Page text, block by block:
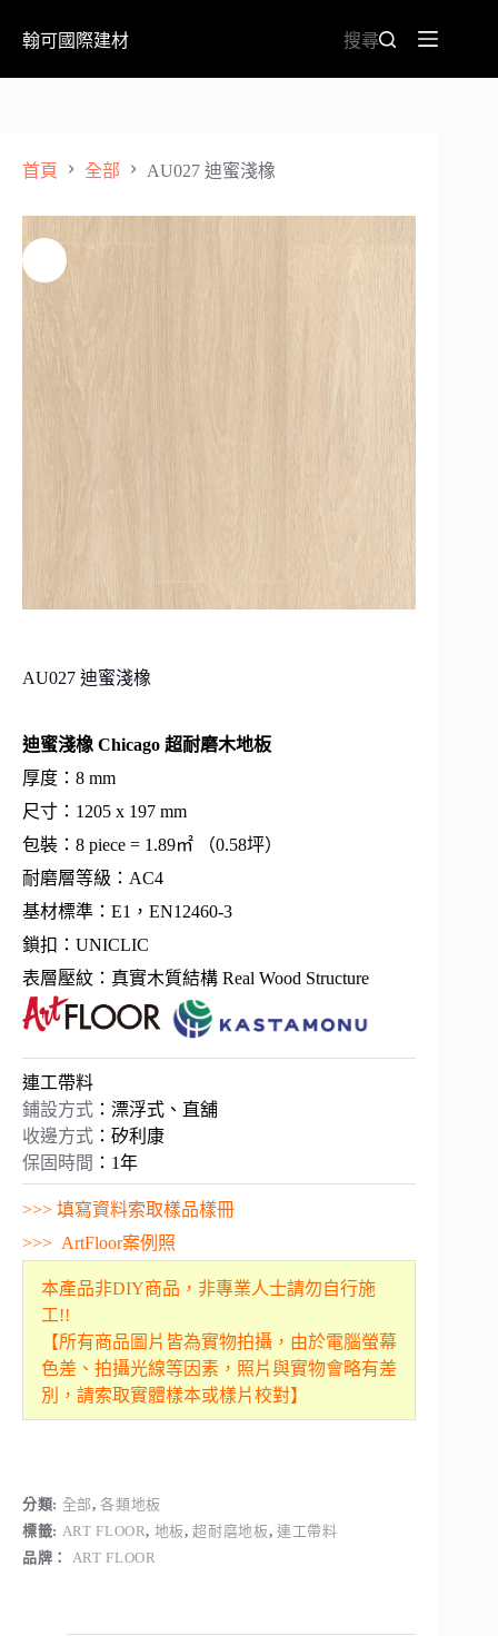
翰可國際建材 搜尋
首頁 全部 AU027 迪蜜淺橡
AU027 迪蜜淺橡
迪蜜淺橡 Chicago 超耐磨木地板
厚度：8 mm
尺寸：1205 x 197 mm
包裝：8 piece = 1.89㎡ （0.58坪）
耐磨層等級：AC4
基材標準：E1，EN12460-3
鎖扣：UNICLIC
表層壓紋：真實木質結構 Real Wood Structure
連工帶料
鋪設方式 ：漂浮式、直舖
收邊方式 ：矽利康
保固時間 ：1年
>>> 填寫資料索取樣品樣冊
>>> ArtFloor案例照
本產品非DIY商品，非專業人士請勿自行施
工!!
【所有商品圖片皆為實物拍攝，由於電腦螢幕
色差、拍攝光線等因素，照片與實物會略有差
別，請索取實體樣本或樣片校對】
分類: 全部,各類地板
標籤: ART FLOOR, 地板,超耐磨地板, 連工帶料
品牌： ART FLOOR